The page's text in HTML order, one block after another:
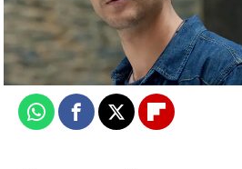
Nova
Publicado: 09 de febrero de
WhatsappFacebook
X Flipboard